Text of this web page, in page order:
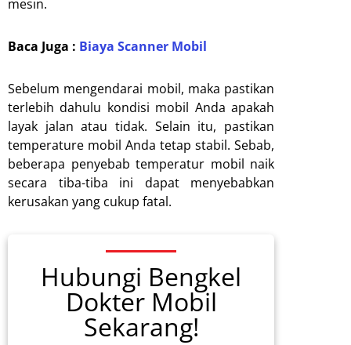
mesin.
Baca Juga : Biaya Scanner Mobil
Sebelum mengendarai mobil, maka pastikan
terlebih dahulu kondisi mobil Anda apakah
layak jalan atau tidak. Selain itu, pastikan
temperature mobil Anda tetap stabil. Sebab,
beberapa penyebab temperatur mobil naik
secara tiba-tiba ini dapat menyebabkan
kerusakan yang cukup fatal.
Hubungi Bengkel
Dokter Mobil
Sekarang!